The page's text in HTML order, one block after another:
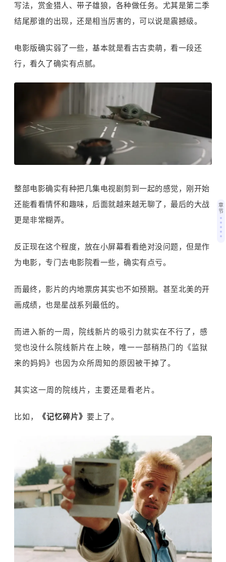
写法，赏金猎人、带子雄狼，各种做任务。尤其是第二季
结尾那谁的出现，还是相当厉害的，可以说是震撼级。
电影版确实弱了一些，基本就是看古古卖萌，看一段还
行，看久了确实有点腻。
整部电影确实有种把几集电视剧剪到一起的感觉，刚开始
还能看看情怀和趣味，后面就越来越无聊了，最后的大战
更是非常糊弄。
反正现在这个程度，放在小屏幕看看绝对没问题，但是作
为电影，专门去电影院看一些，确实有点亏。
而最终，影片的内地票房其实也不如预期。甚至北美的开
画成绩，也是星战系列最低的。
而进入新的一周，院线新片的吸引力就实在不行了，感
觉也没什么院线新片在上映，唯一一部稍热门的《监狱
来的妈妈》也因为众所周知的原因被干掉了。
其实这一周的院线片，主要还是看老片。
比如， 《记忆碎片》 要上了。
章
节